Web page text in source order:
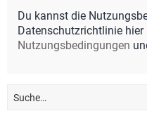
Du kannst die
Datenschutzrichtlinie hier
Nutzungsbedingungen